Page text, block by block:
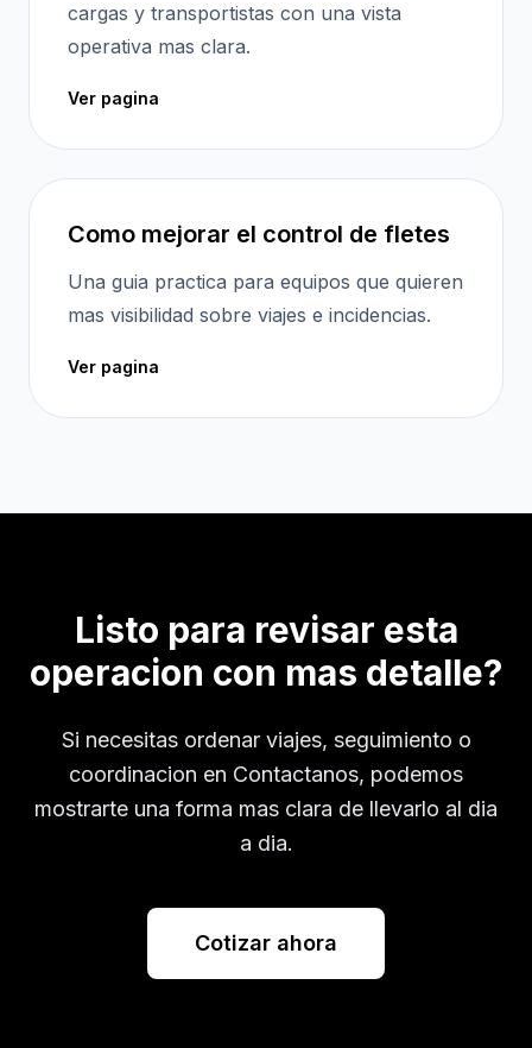
cargas y transportistas con una vista
operativa mas clara.
Ver pagina
Como mejorar el control de fletes
Una guia practica para equipos que quieren
mas visibilidad sobre viajes e incidencias.
Ver pagina
Listo para revisar esta
operacion con mas detalle?
Si necesitas ordenar viajes, seguimiento o
coordinacion en Contactanos, podemos
mostrarte una forma mas clara de llevarlo al dia
a dia.
Cotizar ahora